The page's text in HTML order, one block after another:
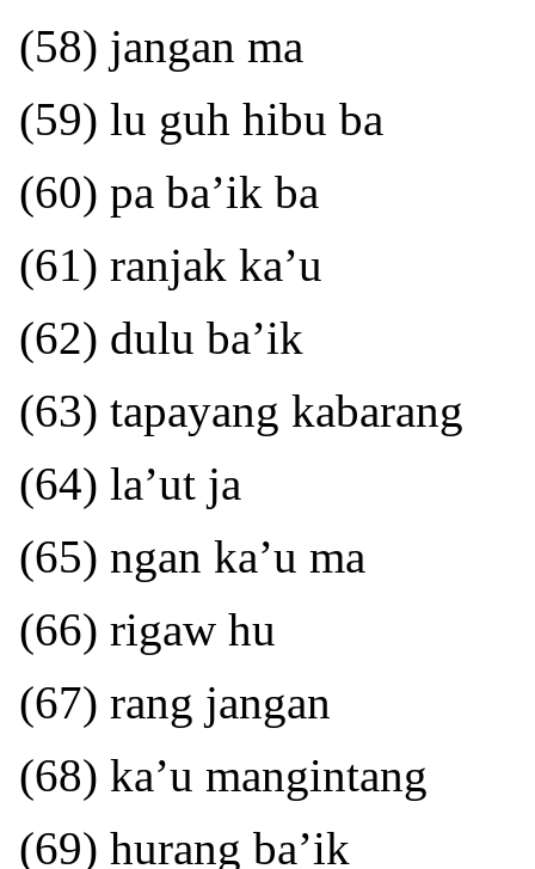
(58) jangan ma
(59) lu guh hibu ba
(60) pa ba’ik ba
(61) ranjak ka’u
(62) dulu ba’ik
(63) tapayang kabarang
(64) la’ut ja
(65) ngan ka’u ma
(66) rigaw hu
(67) rang jangan
(68) ka’u mangintang
(69) hurang ba’ik